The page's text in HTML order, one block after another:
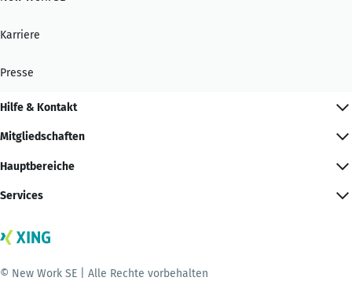
Karriere
Presse
Hilfe & Kontakt
Mitgliedschaften
Hauptbereiche
Services
© New Work SE | Alle Rechte vorbehalten